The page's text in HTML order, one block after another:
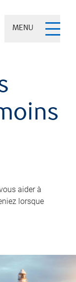
MENU
aider à
lorsque